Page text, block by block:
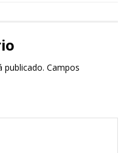
publicado. Campos